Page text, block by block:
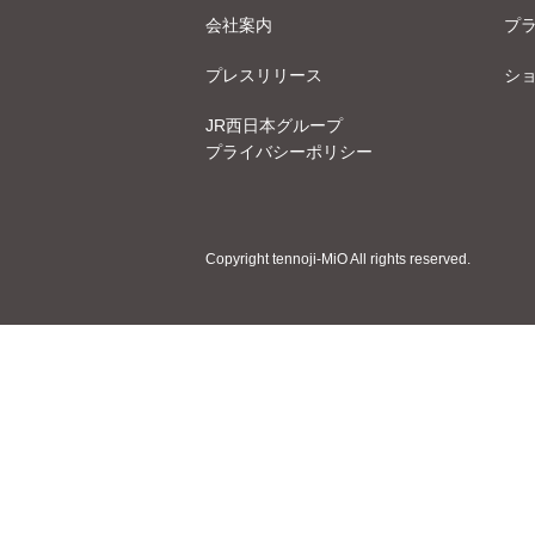
会社案内 プ
プレスリリース シ
JR西日本グループ
プライバシーポリシー
Copyright tennoji-MiO All rights reserved.